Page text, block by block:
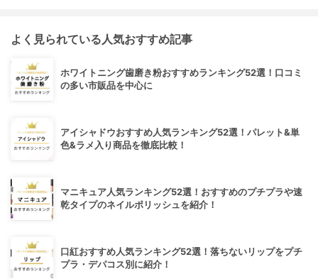
よく見られている人気おすすめ記事
ホワイトニング歯磨き粉おすすめランキング52選！口コミ
の多い市販品を中心に
アイシャドウおすすめ人気ランキング52選！パレット&単
色&ラメ入り商品を徹底比較！
マニキュア人気ランキング52選！おすすめのプチプラや速
乾タイプのネイルポリッシュを紹介！
口紅おすすめ人気ランキング52選！落ちないリップをプチ
プラ・デパコス別に紹介！